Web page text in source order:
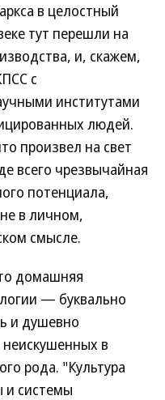
в целостный
тут перешли на
и, скажем,
с
институтами
людей.
произвел на свет
всего чрезвычайная
потенциала,
в личном,
смысле.
домашняя
— буквально
и душевно
в
рода. "Культура
и системы